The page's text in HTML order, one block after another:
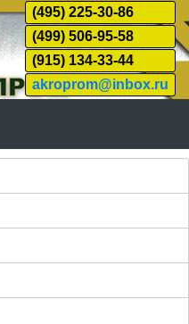
(495) 225-30-86
(499) 506-95-58
(915) 134-33-44
akroprom@inbox.ru